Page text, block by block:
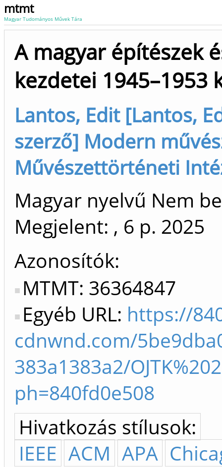
mtmt
Magyar Tudományos Művek Tára
A magyar építészek
kezdetei 1945–1953
Lantos, Edit [Lantos,
szerző] Modern
Művészettörténeti
Magyar nyelvű Nem
Megjelent: , 6 p. 2025
Azonosítók
MTMT: 36364847
Egyéb URL: https://
cdnwnd.com/
383a1383a2/
ph=840fd0e508
Hivatkozás stílusok:
IEEE ACM APA